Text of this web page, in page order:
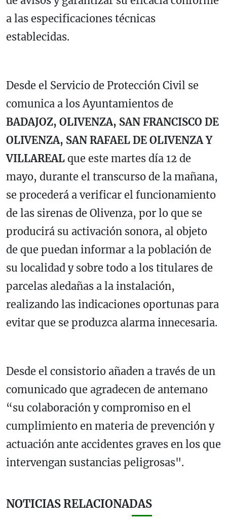
a las especificaciones técnicas
establecidas.
Desde el Servicio de Protección Civil se
comunica a los Ayuntamientos de
BADAJOZ, OLIVENZA, SAN FRANCISCO DE
OLIVENZA, SAN RAFAEL DE OLIVENZA Y
VILLAREAL que este martes día 12 de
mayo, durante el transcurso de la mañana,
se procederá a verificar el funcionamiento
de las sirenas de Olivenza, por lo que se
producirá su activación sonora, al objeto
de que puedan informar a la población de
su localidad y sobre todo a los titulares de
parcelas aledañas a la instalación,
realizando las indicaciones oportunas para
evitar que se produzca alarma innecesaria.
Desde el consistorio añaden a través de un
comunicado que agradecen de antemano
“su colaboración y compromiso en el
cumplimiento en materia de prevención y
actuación ante accidentes graves en los que
intervengan sustancias peligrosas".
NOTICIAS RELACIONADAS